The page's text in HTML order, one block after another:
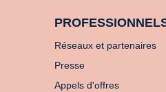
Réseaux et partenaires
Presse
Appels d'offres